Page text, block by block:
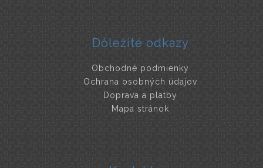
Dôležité odkazy
Obchodné podmienky
Ochrana osobných údajov
Doprava a platby
Mapa stránok